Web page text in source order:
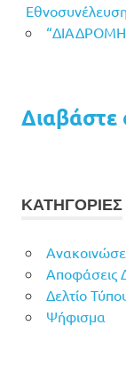
Διαβάστε
ΚΑΤΗΓΟΡΙΕΣ
Αποφάσεις
Δελτίο
Ψήφισμα